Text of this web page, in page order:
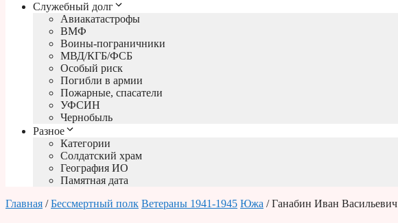
Служебный долг
Авиакатастрофы
ВМФ
Воины-пограничники
МВД/КГБ/ФСБ
Особый риск
Погибли в армии
Пожарные, спасатели
УФСИН
Чернобыль
Разное
Категории
Солдатский храм
География ИО
Памятная дата
Главная /Бессмертный полк Ветераны 1941-1945 Южа / Ганабин Иван Васильевич